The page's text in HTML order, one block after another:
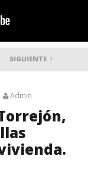
SIGUIENTE
Admin